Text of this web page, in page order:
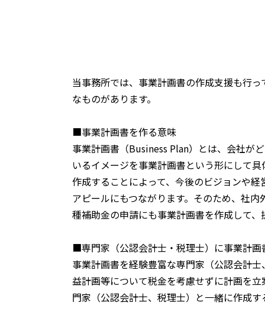
当事務所では、事業計画書の作成支援も行
なものがあります。
■事業計画書を作る意味
事業計画書（Business Plan）とは、会社が
いるイメージを事業計画書という形にして
作成することによって、今後のビジョンや
アピールにもつながります。そのため、社
種補助金の申請にも事業計画書を作成して
■専門家（公認会計士・税理士）に事業計
事業計画書を経験豊富な専門家（公認会計
益計画等について税金を考慮せずに計画を
門家（公認会計士、税理士）と一緒に作成